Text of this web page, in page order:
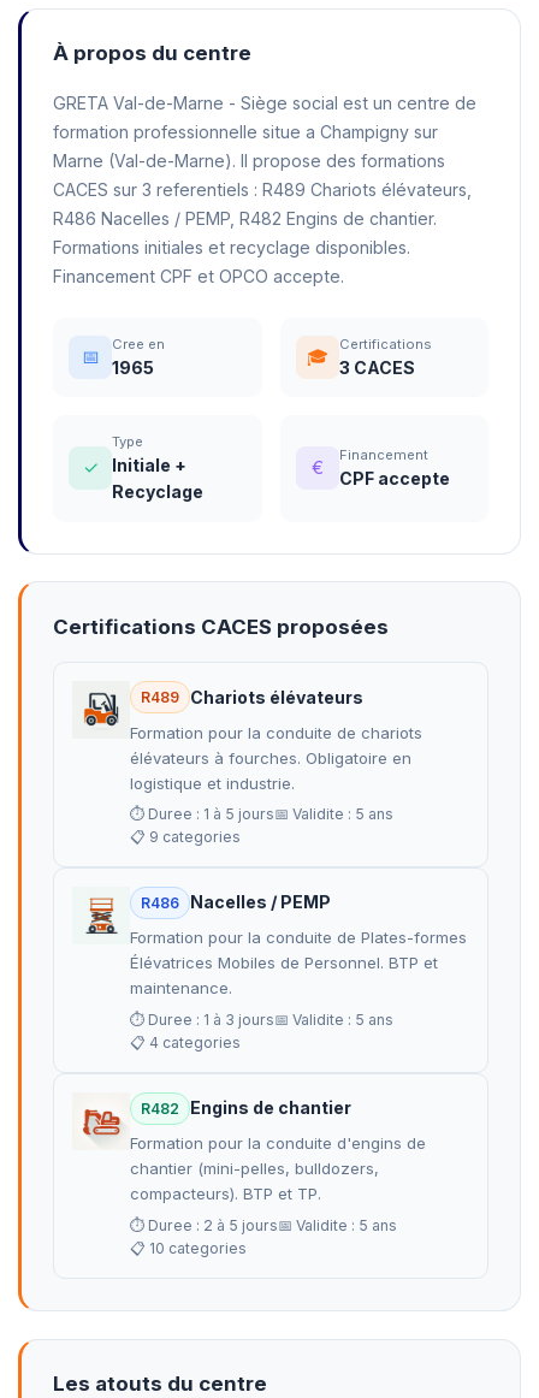
À propos du centre
GRETA Val-de-Marne - Siège social est un centre de
formation professionnelle situe a Champigny sur
Marne (Val-de-Marne). Il propose des formations
CACES sur 3 referentiels : R489 Chariots élévateurs,
R486 Nacelles / PEMP, R482 Engins de chantier.
Formations initiales et recyclage disponibles.
Financement CPF et OPCO accepte.
📅
Cree en
1965 🎓
Certifications
3 CACES
✓
Type
Initiale +
Recyclage
€
Financement
CPF accepte
Certifications CACES proposées
R489 Chariots élévateurs
Formation pour la conduite de chariots
élévateurs à fourches. Obligatoire en
logistique et industrie.
⏱ Duree : 1 à 5 jours📅 Validite : 5 ans
📋 9 categories
R486 Nacelles / PEMP
Formation pour la conduite de Plates-formes
Élévatrices Mobiles de Personnel. BTP et
maintenance.
⏱ Duree : 1 à 3 jours📅 Validite : 5 ans
📋 4 categories
R482 Engins de chantier
Formation pour la conduite d'engins de
chantier (mini-pelles, bulldozers,
compacteurs). BTP et TP.
⏱ Duree : 2 à 5 jours📅 Validite : 5 ans
📋 10 categories
Les atouts du centre